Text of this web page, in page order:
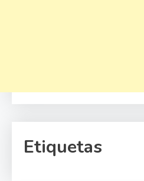
Etiquetas